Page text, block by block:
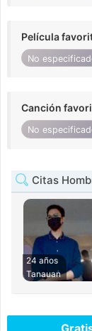
Película
No
Canción
No
Citas
24 años
Tanauan